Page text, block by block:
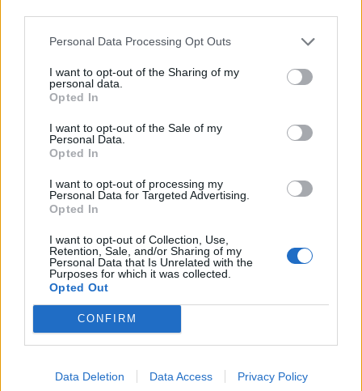
Personal Data Processing Opt Outs
I want to opt-out of the Sharing of my
personal data.
Opted In
I want to opt-out of the Sale of my
Personal Data.
Opted In
I want to opt-out of processing my
Personal Data for Targeted Advertising.
Opted In
I want to opt-out of Collection, Use,
Retention, Sale, and/or Sharing of my
Personal Data that Is Unrelated with the
Purposes for which it was collected.
Opted Out
CONFIRM
Data Deletion Data Access Privacy Policy
Facebook
Tags:ΓΝΑ ΕΥΑΓΓΕΛΙΣΜΟΣ,ΘΑΝΟΣ ΠΛΕΥΡΗΣ
ΚΑΤΗΓΟΡΙΕΣ
ΕΙΔΗΣΕΙΣ